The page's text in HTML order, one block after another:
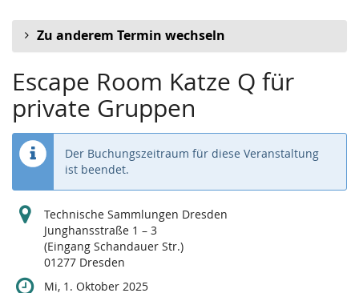
Zu anderem Termin wechseln
Escape Room Katze Q für
private Gruppen
Der Buchungszeitraum für diese Veranstaltung
ist beendet.
Technische Sammlungen Dresden
Junghansstraße 1 – 3
(Eingang Schandauer Str.)
01277 Dresden
Mi, 1. Oktober 2025